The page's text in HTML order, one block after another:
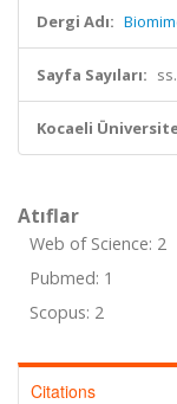
Dergi Adı:
Sayfa Sayıları:
Kocaeli
Atıflar
Web of Science: 2
Pubmed: 1
Scopus: 2
Citations